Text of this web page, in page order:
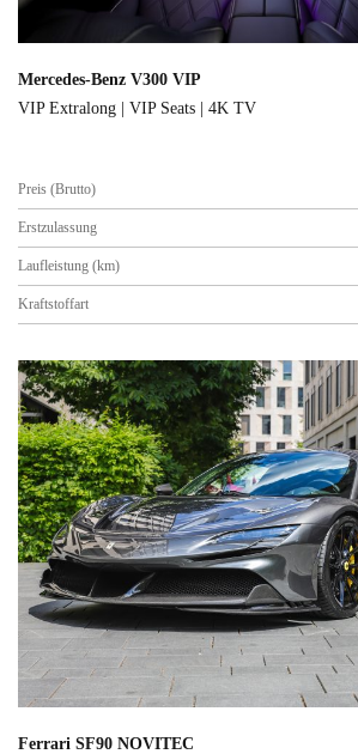
Mercedes-Benz V300 VIP
VIP Extralong | VIP Seats | 4K TV
Preis (Brutto)
Erstzulassung
Laufleistung (km)
Kraftstoffart
Ferrari SF90 NOVITEC